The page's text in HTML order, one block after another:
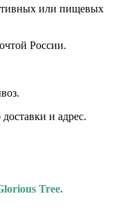
или пищевых
России. ⠀
и адрес.
Tree.